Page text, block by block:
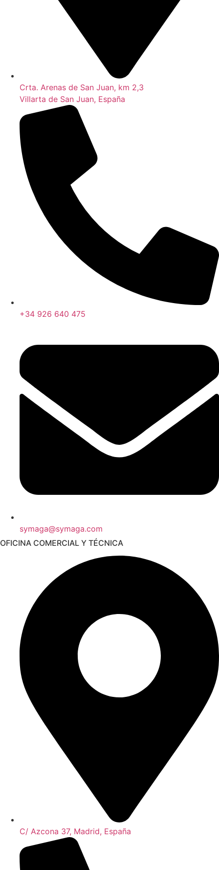
Crta. Arenas de San Juan, km 2,3
Villarta de San Juan, España
+34 926 640 475
symaga@symaga.com
OFICINA COMERCIAL Y TÉCNICA
C/ Azcona 37, Madrid, España